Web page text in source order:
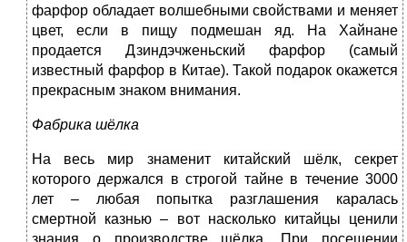
фарфор обладает волшебными свойствами и меняет
цвет, если в пищу подмешан яд. На Хайнане
продается Дзиндэчженьский фарфор (самый
известный фарфор в Китае). Такой подарок окажется
прекрасным знаком внимания.
Фабрика шёлка
На весь мир знаменит китайский шёлк, секрет
которого держался в строгой тайне в течение 3000
лет – любая попытка разглашения каралась
смертной казнью – вот насколько китайцы ценили